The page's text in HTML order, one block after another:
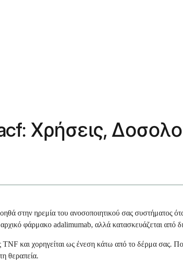
Χρήσεις,
στην ηρεμία του ανοσοποιητικού σας συστήματος
φάρμακο adalimumab, αλλά κατασκευάζεται από
και χορηγείται ως ένεση κάτω από το δέρμα σας.
θεραπεία.